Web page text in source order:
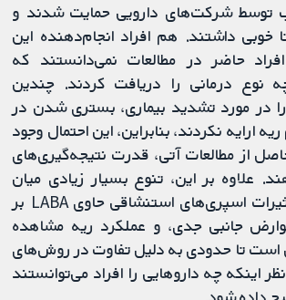
توسط شرکت‌های دارویی حمایت شدند و
خوبی داشتند. هم افراد انجام‌دهنده این
حاضر در مطالعات نمی‌دانستند که
نوع درمانی را دریافت کردند. چندین
را در مورد تشدید بیماری، بستری شدن در
ارایه نکردند، بنابراین، این احتمال وجود
از مطالعات آتی، قدرت نتیجه‌گیری‌های
علاوه بر این، تنوع بسیار زیادی میان
مطالعات از نظر تاثیرات اسپری‌های استنشاقی حاوی LABA بر
جانبی جدی، و عملکرد ریه مشاهده
است تا حدودی به دلیل تفاوت در روش‌های
نظر اینکه چه داروهایی را افراد می‌توانستند